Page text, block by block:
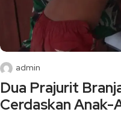
admin
Dua Prajurit
Cerdaskan Anak-